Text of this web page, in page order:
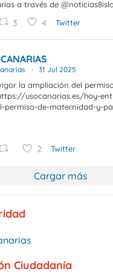
a través de
3 4 Twitter
· 31 Jul 2025
la ampliación del
usocanarias.es/hoy-
permiso-de-maternidad-y-
2 Twitter
Cargar más
Ciudadanía